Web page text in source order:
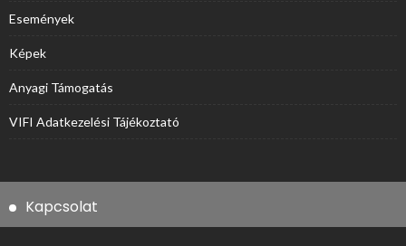
Események
Képek
Anyagi Támogatás
VIFI Adatkezelési Tájékoztató
Kapcsolat